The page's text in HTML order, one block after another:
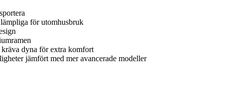
för utomhusbruk
dyna för extra komfort
jämfört med mer avancerade modeller